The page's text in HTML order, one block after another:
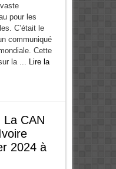
pour les
C’était le
communiqué
Cette
la ... Lire la
La CAN
2024 à